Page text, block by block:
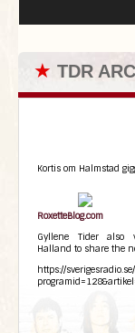
★ TDR
Kortis om Halmstad
RoxetteBlog.com
Gyllene Tider also
Halland to share the
https://